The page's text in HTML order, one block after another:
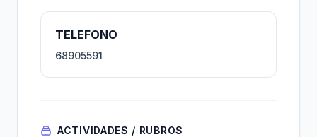
TELEFONO
68905591
ACTIVIDADES / RUBROS